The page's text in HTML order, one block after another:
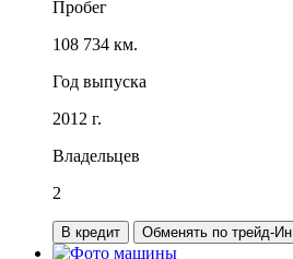
Пробег
108 734 км.
Год выпуска
2012 г.
Владельцев
2
В кредит Обменять по трейд-Ин